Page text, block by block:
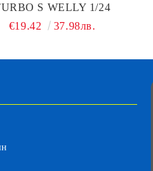
S WELLY 1/24
€19.42
37.98лв.